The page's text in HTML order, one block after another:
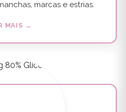
marcas e estrias.
MAIS →